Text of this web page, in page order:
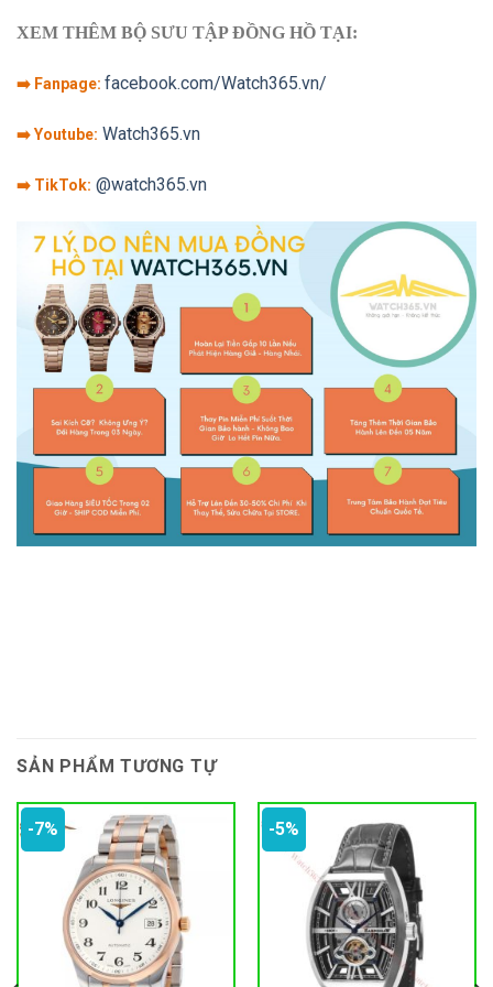
XEM THÊM BỘ SƯU TẬP ĐỒNG HỒ TẠI:
➡️ Fanpage: facebook.com/Watch365.vn/
➡️ Youtube: Watch365.vn
➡️ TikTok: @watch365.vn
SẢN PHẨM TƯƠNG TỰ
-7% -5%